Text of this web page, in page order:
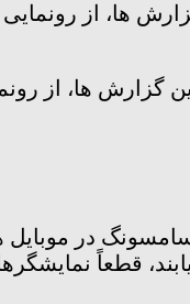
ها، از
در موبایل
قطعاً